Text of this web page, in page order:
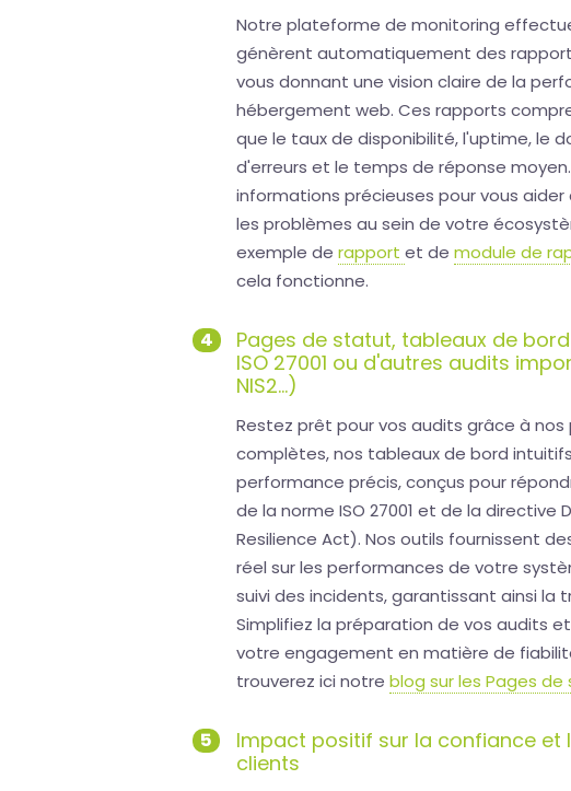
Notre plateforme de monitoring
génèrent automatiquement des
vous donnant une vision claire de la
hébergement web. Ces rapports
que le taux de disponibilité, l'uptime, le
d'erreurs et le temps de réponse
informations précieuses pour vous
les problèmes au sein de votre
exemple de rapport et de module de
cela fonctionne.
4
Pages de statut, tableaux de
ISO 27001 ou d'autres audits
NIS2...)
Restez prêt pour vos audits grâce à
complètes, nos tableaux de bord
performance précis, conçus pour
de la norme ISO 27001 et de la directive
Resilience Act). Nos outils fournissent
réel sur les performances de votre
suivi des incidents, garantissant ainsi la
Simplifiez la préparation de vos audits
votre engagement en matière de
trouverez ici notre blog sur les Pages
5
Impact positif sur la confiance et
clients